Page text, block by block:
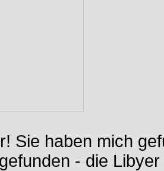
Sie haben mich
- die